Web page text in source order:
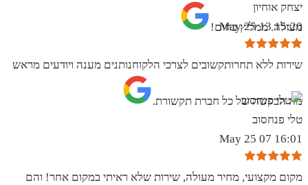
מעולה. ממליץ בחום!
יצחק אוחיון
15:20 13 May 25
שירות ללא תחרותקשובים לצרכי הלקוחנותנים מענה ויודעים מראש
מה הבקשה של כל חברת תקשורת.
טלי פנחסוב
16:01 07 May 25
מקום מקצועי, מחיר מעולה, שירות שלא ראיתי במקום אחר! והם